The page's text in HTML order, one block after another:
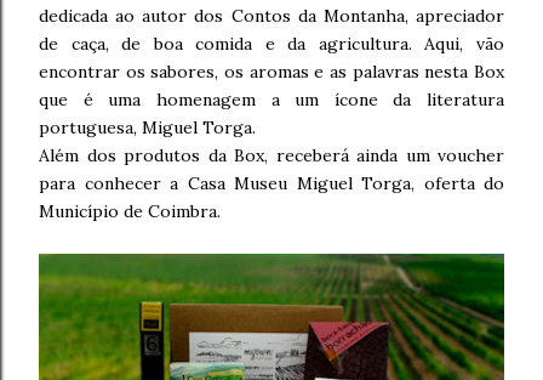
dedicada ao autor dos Contos da Montanha, apreciador
de caça, de boa comida e da agricultura. Aqui, vão
encontrar os sabores, os aromas e as palavras nesta Box
que é uma homenagem a um ícone da literatura
portuguesa, Miguel Torga.
Além dos produtos da Box, receberá ainda um voucher
para conhecer a Casa Museu Miguel Torga, oferta do
Município de Coimbra.